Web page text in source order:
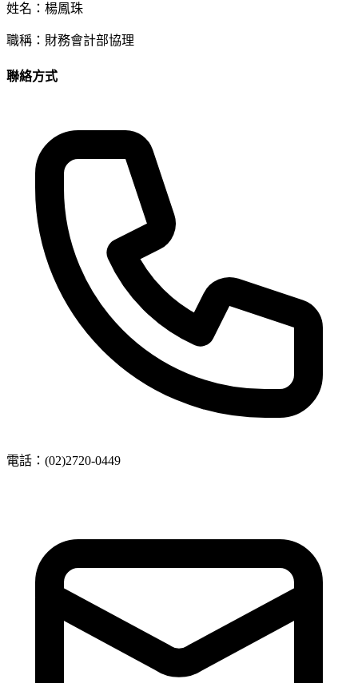
姓名： 楊鳳珠
職稱： 財務會計部協理
聯絡方式
電話： (02)2720-0449